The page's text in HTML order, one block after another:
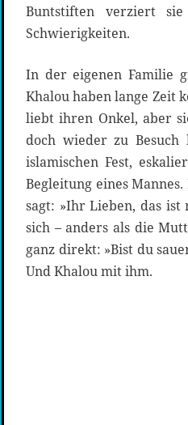
Buntstiften verziert
Schwierigkeiten.
In der eigenen Familie
Khalou haben lange Zeit
liebt ihren Onkel, aber
doch wieder zu Besuch
islamischen Fest,
Begleitung eines
sagt: »Ihr Lieben, das
sich – anders als die
ganz direkt: »Bist du
Und Khalou mit ihm.